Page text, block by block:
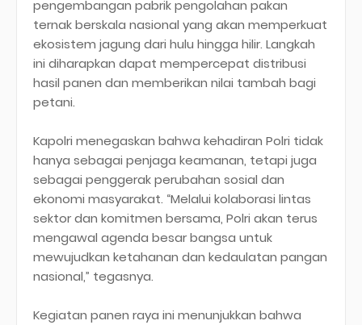
pengembangan pabrik pengolahan pakan
ternak berskala nasional yang akan memperkuat
ekosistem jagung dari hulu hingga hilir. Langkah
ini diharapkan dapat mempercepat distribusi
hasil panen dan memberikan nilai tambah bagi
petani.
Kapolri menegaskan bahwa kehadiran Polri tidak
hanya sebagai penjaga keamanan, tetapi juga
sebagai penggerak perubahan sosial dan
ekonomi masyarakat. “Melalui kolaborasi lintas
sektor dan komitmen bersama, Polri akan terus
mengawal agenda besar bangsa untuk
mewujudkan ketahanan dan kedaulatan pangan
nasional,” tegasnya.
Kegiatan panen raya ini menunjukkan bahwa